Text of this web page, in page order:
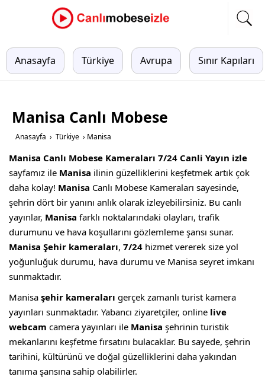
Anasayfa Türkiye Avrupa Sınır Kapıları
Manisa Canlı Mobese
Anasayfa › Türkiye › Manisa
Manisa Canlı Mobese Kameraları 7/24 Canli Yayın izle
sayfamız ile Manisa ilinin güzelliklerini keşfetmek artık çok
daha kolay! Manisa Canlı Mobese Kameraları sayesinde,
şehrin dört bir yanını anlık olarak izleyebilirsiniz. Bu canlı
yayınlar, Manisa farklı noktalarındaki olayları, trafik
durumunu ve hava koşullarını gözlemleme şansı sunar.
Manisa Şehir kameraları, 7/24 hizmet vererek size yol
yoğunluğuk durumu, hava durumu ve Manisa seyret imkanı
sunmaktadır.
Manisa şehir kameraları gerçek zamanlı turist kamera
yayınları sunmaktadır. Yabancı ziyaretçiler, online live
webcam camera yayınları ile Manisa şehrinin turistik
mekanlarını keşfetme fırsatını bulacaklar. Bu sayede, şehrin
tarihini, kültürünü ve doğal güzelliklerini daha yakından
tanıma şansına sahip olabilirler.